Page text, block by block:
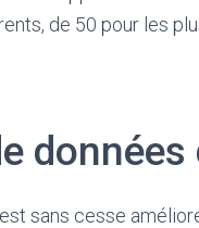
de 50 pour les
sans cesse